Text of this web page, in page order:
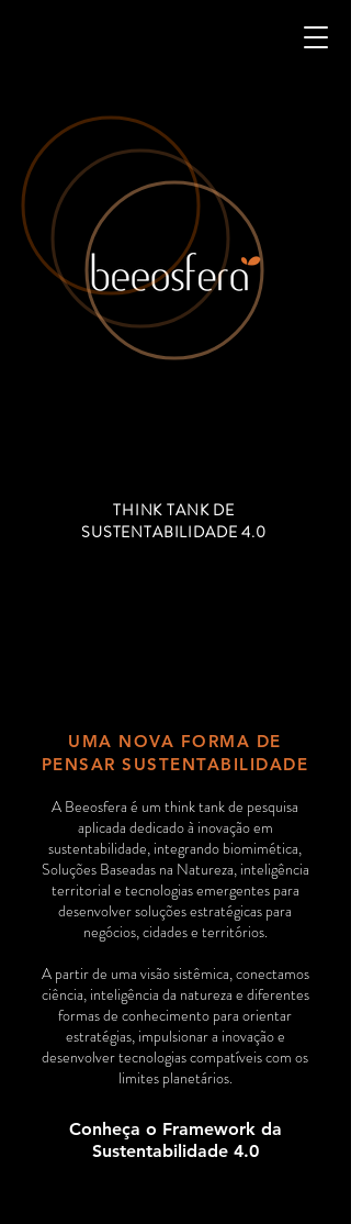
THINK TANK DE
SUSTENTABILIDADE 4.0
UMA NOVA FORMA DE
PENSAR SUSTENTABILIDADE
A Beeosfera é um think tank de pesquisa
aplicada dedicado à inovação em
sustentabilidade, integrando biomimética,
Soluções Baseadas na Natureza, inteligência
territorial e tecnologias emergentes para
desenvolver soluções estratégicas para
negócios, cidades e territórios.
A partir de uma visão sistêmica, conectamos
ciência, inteligência da natureza e diferentes
formas de conhecimento para orientar
estratégias, impulsionar a inovação e
desenvolver tecnologias compatíveis com os
limites planetários.
Conheça o Framework da
Sustentabilidade 4.0